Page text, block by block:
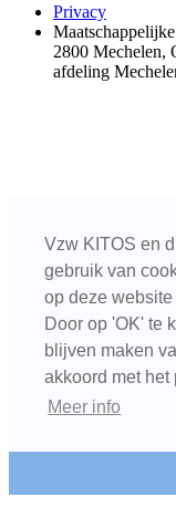
Vzw KITOS en
gebruik van
op deze
Door op 'OK' te
blijven maken
akkoord met het
Meer info
Privacy
2800 Mechelen,
afdeling